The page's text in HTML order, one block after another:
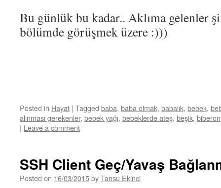
Bu günlük bu kadar.. Aklıma gelenler
bölümde görüşmek üzere :)))
Posted in Hayat | Tagged baba, baba olmak, babalık, bebek,
alınması gerekenler, bebek yağı, bebeklerde ateş, beşik, biberon
| Leave a comment
SSH Client Geç/Yavaş
Posted on 16/03/2015byTansu Ekinci